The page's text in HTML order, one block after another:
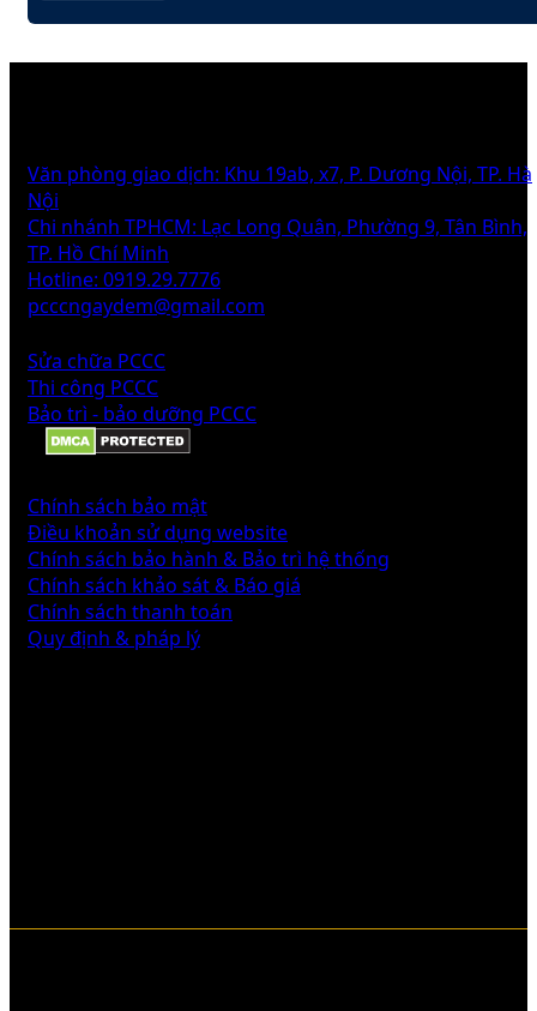
Văn phòng giao dịch: Khu 19ab, x7, P. Dương Nội, TP. Hà
Nội
Chi nhánh TPHCM: Lạc Long Quân, Phường 9, Tân Bình,
TP. Hồ Chí Minh
Hotline: 0919.29.7776
pcccngaydem@gmail.com
Sửa chữa PCCC
Thi công PCCC
Bảo trì - bảo dưỡng PCCC
Chính sách bảo mật
Điều khoản sử dụng website
Chính sách bảo hành & Bảo trì hệ thống
Chính sách khảo sát & Báo giá
Chính sách thanh toán
Quy định & pháp lý